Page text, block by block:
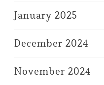
January 2025
December 2024
November 2024